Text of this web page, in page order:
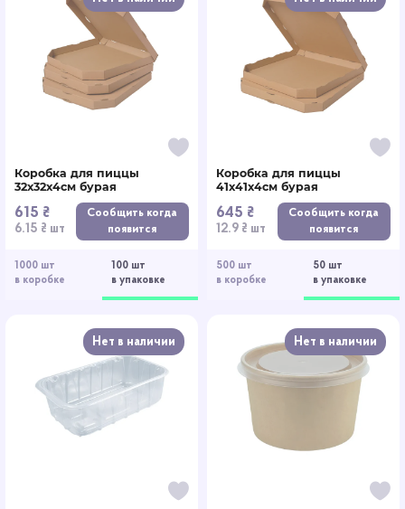
1000 шт
в коробке
100 шт
в упаковке
Коробка для пиццы
32х32х4см бурая
615 ₴
6.15 ₴ шт
Сообщить когда
появится
500 шт
в коробке
50 шт
в упаковке
Коробка для пиццы
41х41х4см бурая
645 ₴
12.9 ₴ шт
Сообщить когда
появится
Нет в наличии Нет в наличии